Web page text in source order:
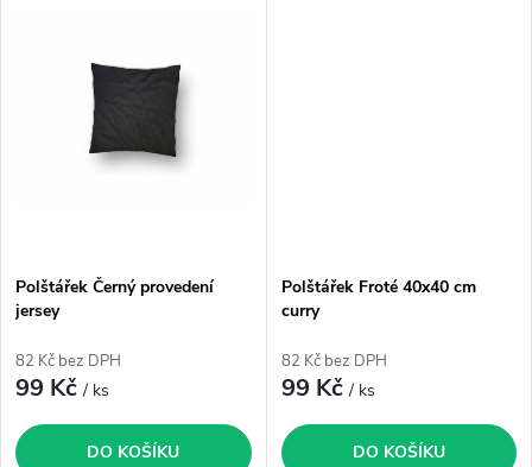
Polštářek Černý provedení
jersey
82 Kč bez DPH
99 Kč/ ks
DO KOŠÍKU
Polštářek Froté 40x40 cm
curry
82 Kč bez DPH
99 Kč/ ks
DO KOŠÍKU